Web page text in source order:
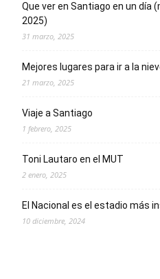
Que ver en Santiago en un día
2025)
31 marzo, 2025
Mejores lugares para ir a la
21 marzo, 2025
Viaje a Santiago
1 febrero, 2025
Toni Lautaro en el MUT
2 enero, 2025
El Nacional es el estadio más
10 diciembre, 2024